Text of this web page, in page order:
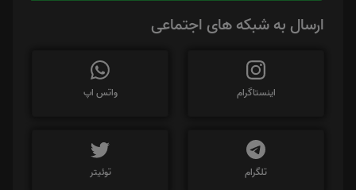
ارسال به شبکه های اجتماعی
اینستاگرام واتس اپ
تلگرام توئیتر